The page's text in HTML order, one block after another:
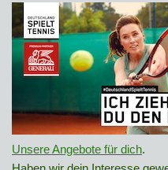
Unsere Angebote für dich.